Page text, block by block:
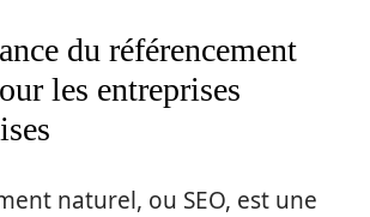
du référencement
les entreprises
naturel, ou SEO, est une